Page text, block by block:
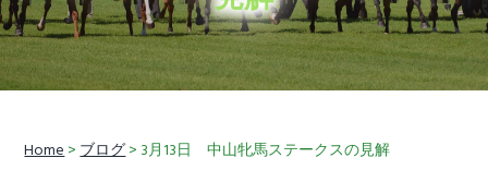
r
i
m
a
i
n
o
o
t
て、
競
馬
ラ
イ
フ
情
け
し
Home>ブログ> 3月13日 中山牝馬ステークスの見解